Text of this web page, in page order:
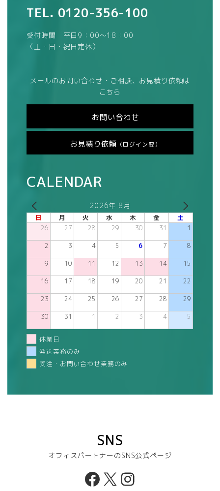
TEL. 0120-356-100
受付時間 平日9：00～18：00
（土・日・祝日定休）
メールのお問い合わせ・ご相談、お見積り依頼は
こちら
お問い合わせ
お見積り依頼 （ログイン要）
CALENDAR
2026年 8月
日 月 火 水 木 金 土
26 27 28 29 30 31 1
2 3 4 5 6 7 8
9 10 11 12 13 14 15
16 17 18 19 20 21 22
23 24 25 26 27 28 29
30 31 1 2 3 4 5
休業日
発送業務のみ
受注・お問い合わせ業務のみ
SNS
オフィスパートナーのSNS公式ページ
Facebook
X Instagram